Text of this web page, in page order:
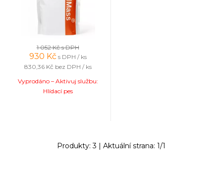
1 052 Kčs DPH
930 Kč s DPH / ks
830,36 Kč bez DPH / ks
Vyprodáno – Aktivuj službu:
Hlídací pes
Produkty:3 | Aktuální strana: 1/1